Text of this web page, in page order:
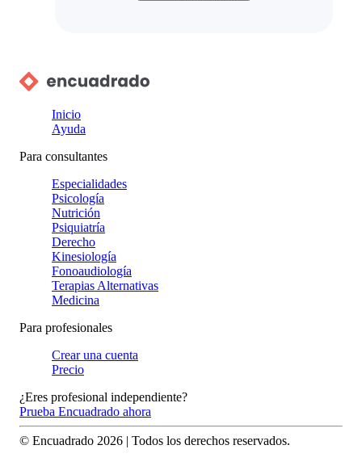
Inicio
Ayuda
Para consultantes
Especialidades
Psicología
Nutrición
Psiquiatría
Derecho
Kinesiología
Fonoaudiología
Terapias Alternativas
Medicina
Para profesionales
Crear una cuenta
Precio
¿Eres profesional independiente?
Prueba Encuadrado ahora
© Encuadrado 2026 | Todos los derechos reservados.